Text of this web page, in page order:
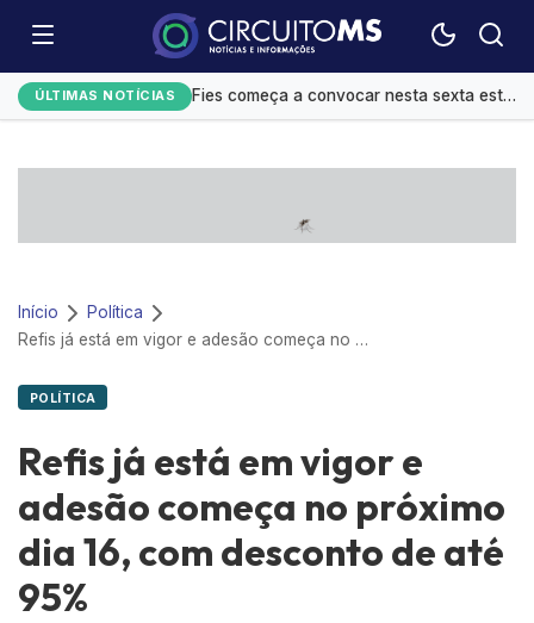
ÚLTIMAS NOTÍCIAS Fies começa a convocar nesta sexta estudantes em lista de espera
Mato Grosso do Sul amplia ações de alfabetização infantil
Início
Política
Refis já está em vigor e adesão começa no próximo dia 16, com desconto de até 95%
POLÍTICA
Refis já está em vigor e
adesão começa no próximo
dia 16, com desconto de até
95%